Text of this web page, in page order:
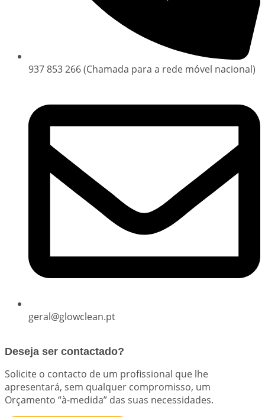
937 853 266 (Chamada para a rede móvel nacional)
geral@glowclean.pt
Deseja ser contactado?
Solicite o contacto de um profissional que lhe
apresentará, sem qualquer compromisso, um
Orçamento “à-medida” das suas necessidades.